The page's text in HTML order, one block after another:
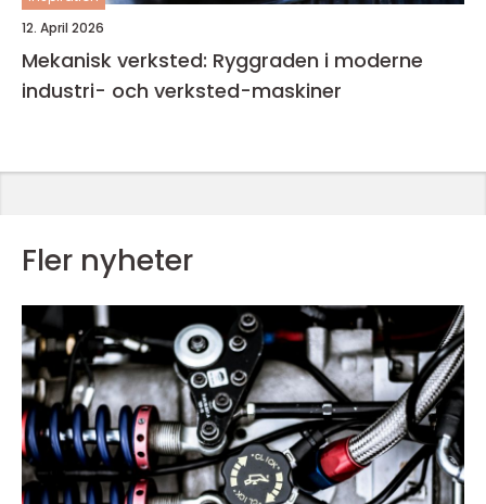
12. April 2026
Mekanisk verksted: Ryggraden i moderne
industri- och verksted-maskiner
Fler nyheter